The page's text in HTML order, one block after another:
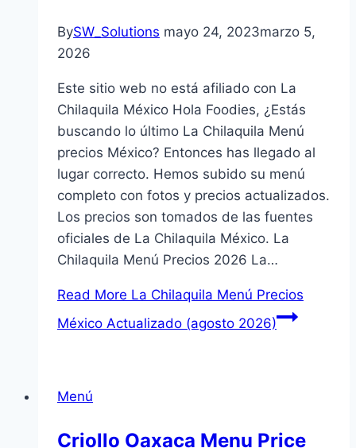
BySW_Solutions mayo 24, 2023marzo 5,
2026
Este sitio web no está afiliado con La
Chilaquila México Hola Foodies, ¿Estás
buscando lo último La Chilaquila Menú
precios México? Entonces has llegado al
lugar correcto. Hemos subido su menú
completo con fotos y precios actualizados.
Los precios son tomados de las fuentes
oficiales de La Chilaquila México. La
Chilaquila Menú Precios 2026 La…
Read More La Chilaquila Menú Precios
México Actualizado (agosto 2026)
Menú
Criollo Oaxaca Menu Price